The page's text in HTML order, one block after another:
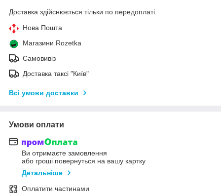
Доставка здійснюється тільки по передоплаті.
Нова Пошта
Магазини Rozetka
Самовивіз
Доставка таксі "Київ"
Всі умови доставки
Умови оплати
Ви отримаєте замовлення
або гроші повернуться на вашу картку
Детальніше
Оплатити частинами